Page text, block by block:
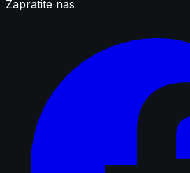
Zapratite nas